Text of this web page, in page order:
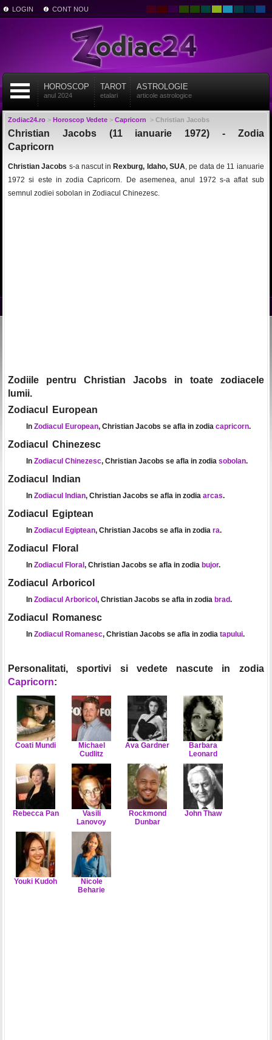
LOGIN CONT NOU
HOROSCOP
anul 2024
TAROT
etalari
ASTROLOGIE
articole astrologice
Zodiac24.ro> Horoscop Vedete> Capricorn > Christian Jacobs
Christian Jacobs (11 ianuarie 1972) - Zodia
Capricorn
Christian Jacobs s-a nascut in Rexburg, Idaho, SUA, pe data de 11 ianuarie
1972 si este in zodia Capricorn. De asemenea, anul 1972 s-a aflat sub
semnul zodiei sobolan in Zodiacul Chinezesc.
Zodiile pentru Christian Jacobs in toate zodiacele
lumii.
Zodiacul European
In Zodiacul European, Christian Jacobs se afla in zodia capricorn.
Zodiacul Chinezesc
In Zodiacul Chinezesc, Christian Jacobs se afla in zodia sobolan.
Zodiacul Indian
In Zodiacul Indian, Christian Jacobs se afla in zodia arcas.
Zodiacul Egiptean
In Zodiacul Egiptean, Christian Jacobs se afla in zodia ra.
Zodiacul Floral
In Zodiacul Floral , Christian Jacobs se afla in zodia bujor.
Zodiacul Arboricol
In Zodiacul Arboricol , Christian Jacobs se afla in zodia brad.
Zodiacul Romanesc
In Zodiacul Romanesc, Christian Jacobs se afla in zodia tapului.
Personalitati, sportivi si vedete nascute in zodia
Capricorn:
Coati Mundi
Michael
Cudlitz
Ava Gardner
Barbara
Leonard
Rebecca Pan
Vasili
Lanovoy
Rockmond
Dunbar
John Thaw
Youki Kudoh
Nicole
Beharie